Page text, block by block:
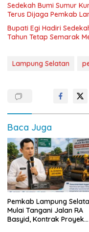
Sedekah Bumi Sumur
Terus Dijaga Pemkab
Bupati Egi Hadiri
Tahun Tetap Semarak
Lampung Selatan
Baca Juga
Pemkab Lampung
Mulai Tangani Jalan RA
Basyid, Kontrak Proyek